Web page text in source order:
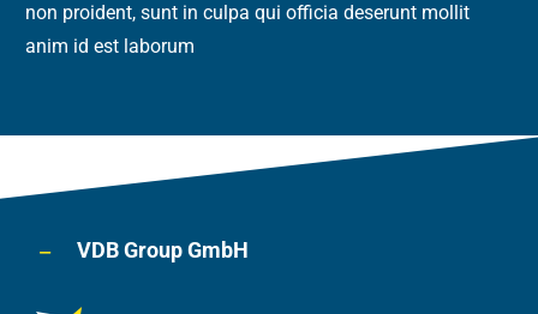
non proident, sunt in culpa qui officia deserunt mollit
anim id est laborum
VDB Group GmbH